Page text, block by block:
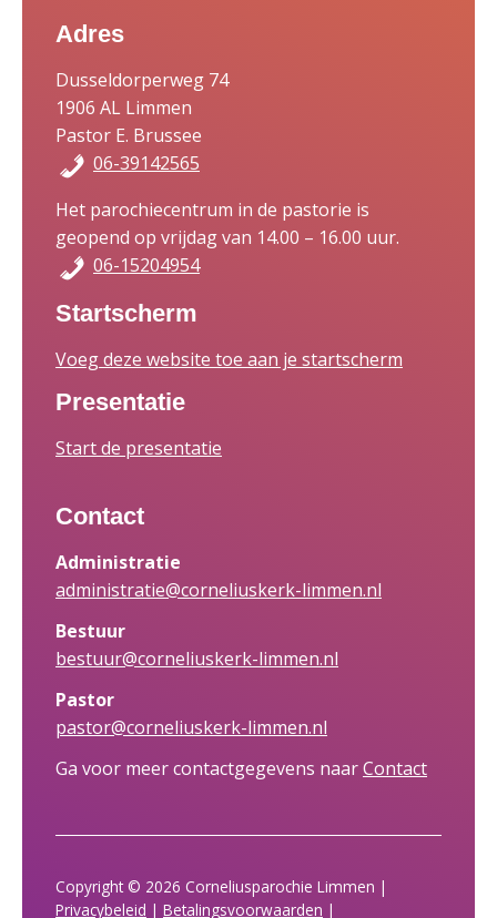
Adres
Dusseldorperweg 74
1906 AL Limmen
Pastor E. Brussee
06-39142565
Het parochiecentrum in de pastorie is
geopend op vrijdag van 14.00 – 16.00 uur.
06-15204954
Startscherm
Voeg deze website toe aan je startscherm
Presentatie
Start de presentatie
Contact
Administratie
administratie@corneliuskerk-limmen.nl
Bestuur
bestuur@corneliuskerk-limmen.nl
Pastor
pastor@corneliuskerk-limmen.nl
Ga voor meer contactgegevens naarContact
Copyright © 2026 Corneliusparochie Limmen |
Privacybeleid | Betalingsvoorwaarden |